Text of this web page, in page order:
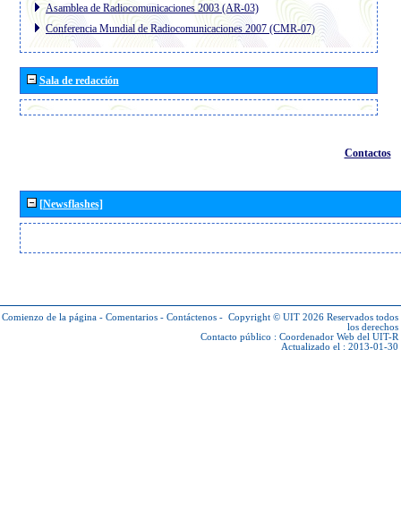
Asamblea de Radiocomunicaciones 2003 (AR-03)
Conferencia Mundial de Radiocomunicaciones 2007 (CMR-07)
Sala de redacción
Contactos
[Newsflashes]
Comienzo de la página - Comentarios - Contáctenos - Copyright © UIT 2026 Reservados todos
los derechos
Contacto público : Coordenador Web del UIT-R
Actualizado el : 2013-01-30